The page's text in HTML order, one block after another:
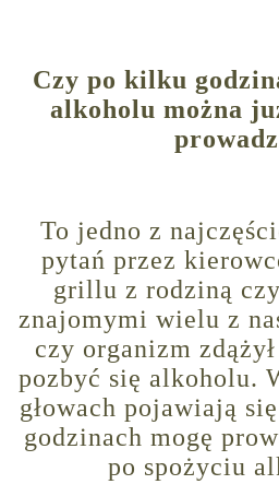
Czy po kilku
alkoholu można
To jedno z
pytań przez
grillu z rodziną
znajomymi wielu z
czy organizm
pozbyć się alkoholu.
głowach pojawiają
godzinach mogę
po spożyciu